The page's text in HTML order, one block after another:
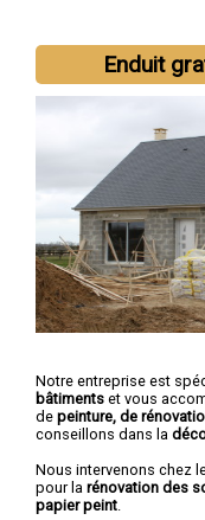
Enduit
Notre entreprise est
bâtiments et vous
de peinture, de
conseillons dans la
Nous intervenons chez
pour la rénovation des
papier peint.